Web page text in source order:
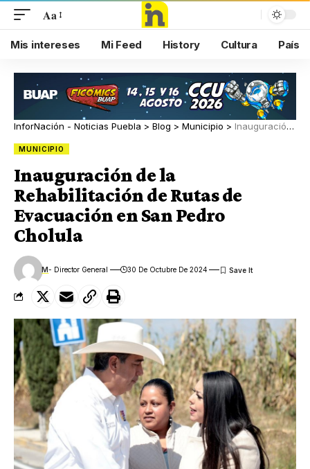
Aa
Mis intereses Mi Feed History Cultura País
InforNación - Noticias Puebla > Blog > Municipio > Inauguración de la Rehabilitación de Rutas de Evacuación en San Pedro Cholula
MUNICIPIO
Inauguración de la
Rehabilitación de Rutas de
Evacuación en San Pedro
Cholula
M- Director General 30 De Octubre De 2024